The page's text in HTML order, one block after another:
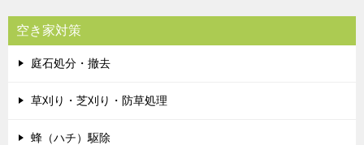
空き家対策
庭石処分・撤去
草刈り・芝刈り・防草処理
蜂（ハチ）駆除